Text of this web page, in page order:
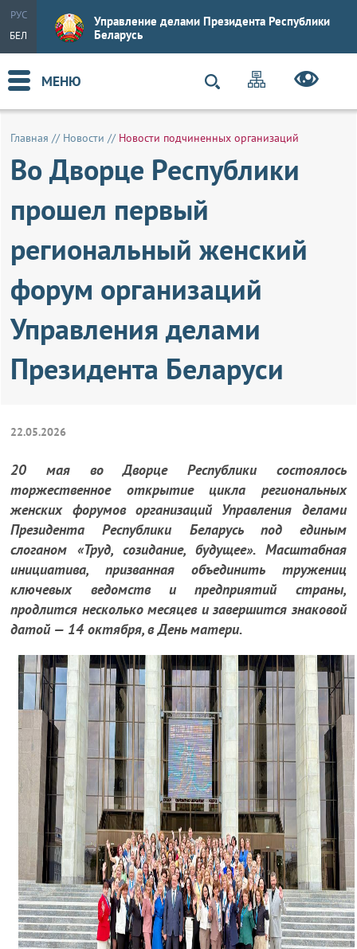
РУС
БЕЛ
Управление делами Президента Республики
Беларусь
МЕНЮ
Главная // Новости // Новости подчиненных организаций
Во Дворце Республики
прошел первый
региональный женский
форум организаций
Управления делами
Президента Беларуси
22.05.2026
20 мая во Дворце Республики состоялось
торжественное открытие цикла региональных
женских форумов организаций Управления делами
Президента Республики Беларусь под единым
слоганом «Труд, созидание, будущее». Масштабная
инициатива, призванная объединить тружениц
ключевых ведомств и предприятий страны,
продлится несколько месяцев и завершится знаковой
датой — 14 октября, в День матери.